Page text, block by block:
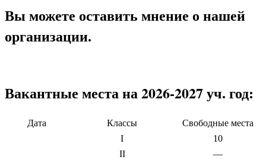
Вы можете оставить мнение о нашей
организации.
Вакантные места на 2026-2027 уч. год:
Дата Классы Свободные места
I
10
II
—